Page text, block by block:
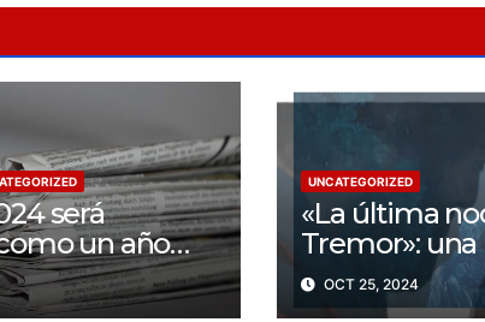
será
un año
la libertad de
tercio de los
UNCATEGORIZED
«La última
Tremor»:
psicológica
trama?
OCT 25, 2024